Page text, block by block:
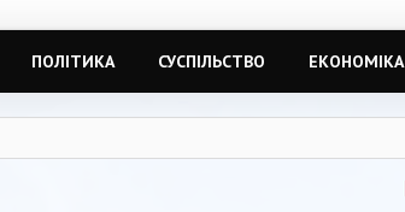
ПОЛІТИКА СУСПІЛЬСТВО ЕКОНОМІКА